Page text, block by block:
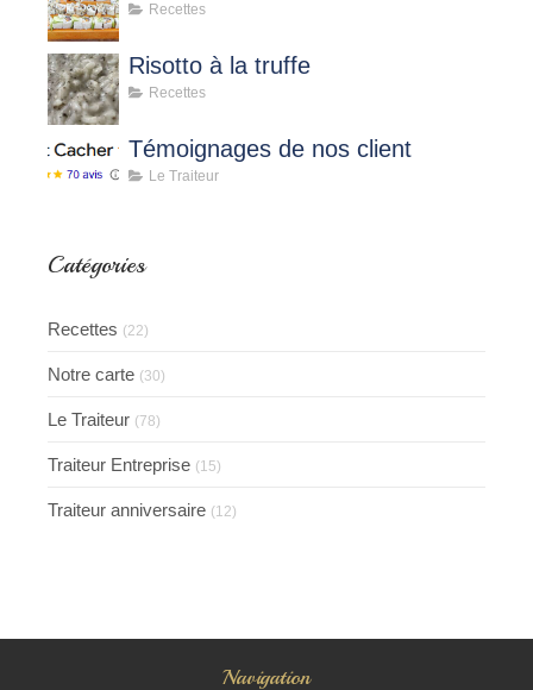
Recettes
Risotto à la truffe
Recettes
Témoignages de nos client
Le Traiteur
Catégories
Recettes (22)
Notre carte (30)
Le Traiteur (78)
Traiteur Entreprise (15)
Traiteur anniversaire (12)
Navigation